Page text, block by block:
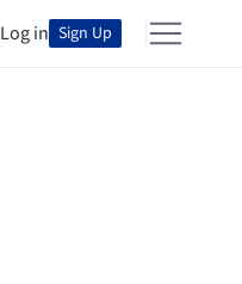
Log in Sign Up